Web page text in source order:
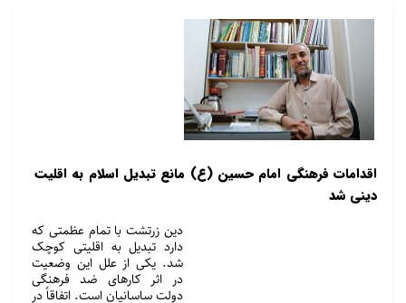
اقدامات فرهنگی امام حسین (ع) مانع تبدیل اسلام به اقلیت
دینی شد
دین زرتشت با تمام عظمتی که
دارد تبدیل به اقلیتی کوچک
شد. یکی از علل این وضعیت
در اثر کارهای ضد فرهنگی
دولت ساسانیان است. اتفاقاً در